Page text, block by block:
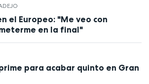
el Europeo: "Me veo con
en la final"
para acabar quinto en Gran